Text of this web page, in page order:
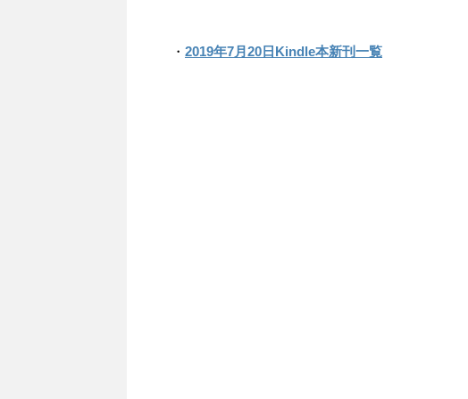
・ 2019年7月20日Kindle本新刊一覧